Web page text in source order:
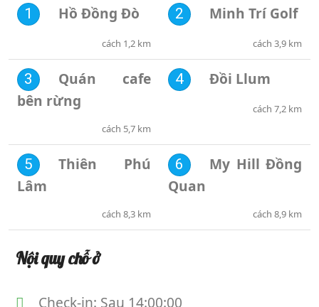
1 Hồ Đồng Đò
cách 1,2 km
2 Minh Trí Golf
cách 3,9 km
3
Quán cafe
bên rừng
cách 5,7 km
4 Đồi Llum
cách 7,2 km
5
Thiên Phú
Lâm
cách 8,3 km
6
My Hill Đồng
Quan
cách 8,9 km
Nội quy chỗ ở
Check-in: Sau 14:00:00